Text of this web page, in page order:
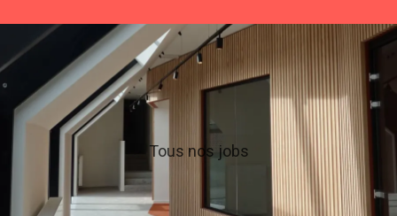
Tous nos jobs